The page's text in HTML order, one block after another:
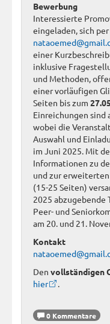
Bewerbung
Interessierte
eingeladen, sich per
einer
inklusive
und Methoden,
einer vorläufigen
Seiten bis zum
Einreichungen sind
wobei die
Auswahl und
im Juni 2025. Mit
Informationen zu
und zur
(15-25 Seiten)
2025 abzugebende
Peer- und
am 20. und 21.
Kontakt
Den vollständigen
hier
.
0 Kommentare